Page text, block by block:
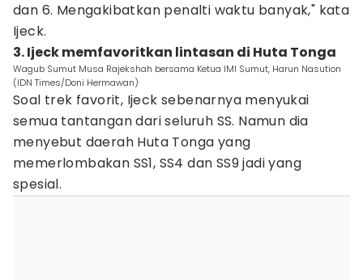
dan 6. Mengakibatkan penalti waktu banyak," kata
Ijeck.
3. Ijeck memfavoritkan lintasan di Huta Tonga
Wagub Sumut Musa Rajekshah bersama Ketua IMI Sumut, Harun Nasution
(IDN Times/Doni Hermawan)
Soal trek favorit, Ijeck sebenarnya menyukai
semua tantangan dari seluruh SS. Namun dia
menyebut daerah Huta Tonga yang
memerlombakan SS1, SS4 dan SS9 jadi yang
spesial.